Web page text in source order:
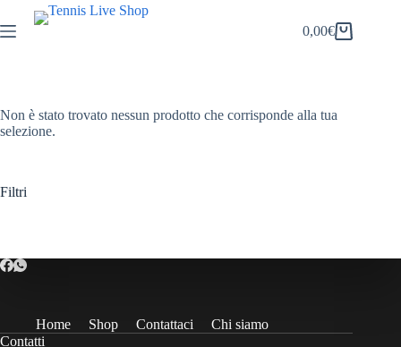
al
contenuto
Carrello
0,00€
Non è stato trovato nessun prodotto che corrisponde alla tua
selezione.
Filtri
Home Shop Contattaci
Chi siamo
Contatti